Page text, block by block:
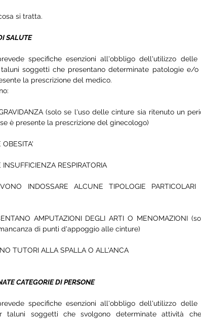
si tratta.
SALUTE
specifiche esenzioni all'obbligo dell'utilizzo delle
soggetti che presentano determinate patologie e/o
la prescrizione del medico.
(solo se l'uso delle cinture sia ritenuto un
è presente la prescrizione del ginecologo)
OBESITA'
RESPIRATORIA
INDOSSARE ALCUNE TIPOLOGIE
AMPUTAZIONI DEGLI ARTI O MENOMAZIONI
di punti d'appoggio alle cinture)
TUTORI ALLA SPALLA O ALL'ANCA
CATEGORIE DI PERSONE
specifiche esenzioni all'obbligo dell'utilizzo delle
taluni soggetti che svolgono determinate attività